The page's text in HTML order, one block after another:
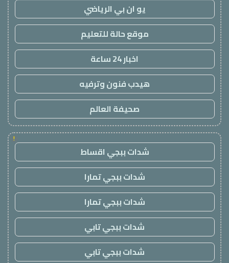
يو ان بي الرياضي
موقع حالة للتعليم
اخبار 24 ساعة
هيدب فنون وترفيه
صحيفة العالم
!
شدات ببجي اقساط
شدات ببجي تمارا
شدات ببجي تمارا
شدات ببجي تابي
شدات ببجي تابي